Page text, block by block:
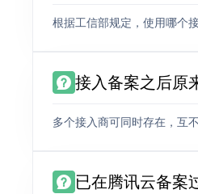
根据工信部规定，使用哪个
接入备案之后原
多个接入商可同时存在，互
已在腾讯云备案